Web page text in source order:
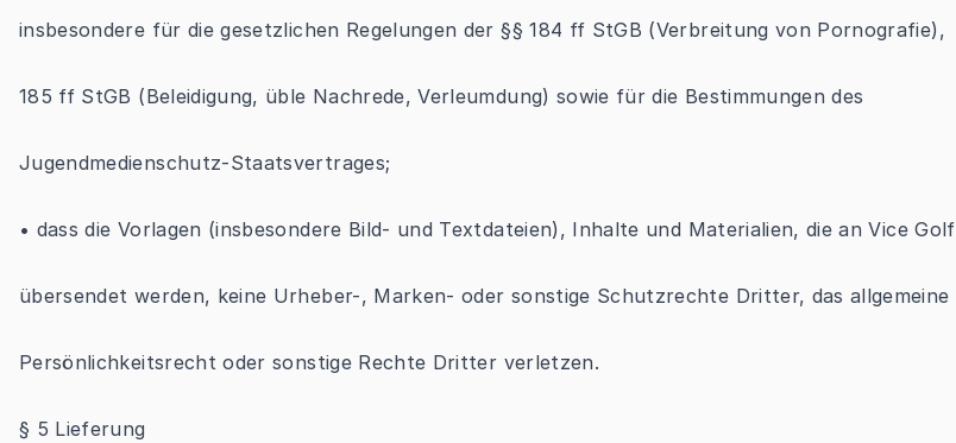
insbesondere für die gesetzlichen Regelungen der §§ 184 ff StGB (Verbreitung von Pornografie),
185 ff StGB (Beleidigung, üble Nachrede, Verleumdung) sowie für die Bestimmungen des
Jugendmedienschutz-Staatsvertrages;
• dass die Vorlagen (insbesondere Bild- und Textdateien), Inhalte und Materialien, die an Vice Golf
übersendet werden, keine Urheber-, Marken- oder sonstige Schutzrechte Dritter, das allgemeine
Persönlichkeitsrecht oder sonstige Rechte Dritter verletzen.
§ 5 Lieferung